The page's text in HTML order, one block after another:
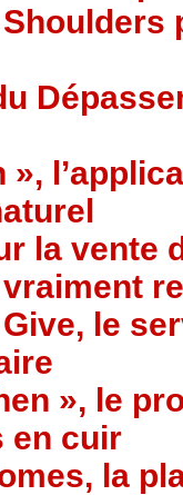
»,
la vente
le
», le
en cuir
la